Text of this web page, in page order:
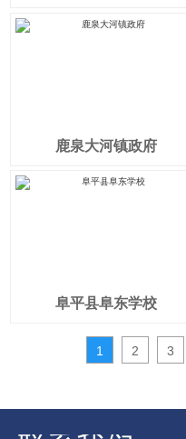
鹿泉大河镇政府
阜平县阜东学校
1 2 3